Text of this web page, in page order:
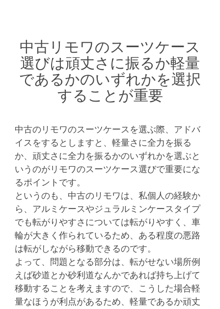
中古リモワのスーツケース
選びは頑丈さに振るか軽量
であるかのいずれかを選択
することが重要
中古のリモワのスーツケースを選ぶ際、アドバ
イスをするとしますと、軽量さに全力を振る
か、頑丈さに全力を振るかのいずれかを選ぶと
いうのがリモワのスーツケース選びで重要にな
るポイントです。
というのも、中古のリモワは、私個人の経験か
ら、アルミケースやジュラルミンケースタイプ
でも転がりやすさについては転がりやすく、車
輪が大きく作られているため、ある程度の悪路
は転がしながら移動できるのです。
よって、問題となる部分は、転がせない場所例
えば砂道とか砂利道なんかであれば持ち上げて
移動することを考えますので、こうした場合軽
量なほうが利点があるため、軽量であるか頑丈